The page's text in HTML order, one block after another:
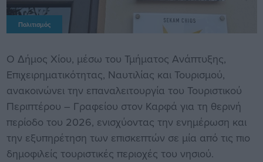
Πολιτισμός
Ο Δήμος Χίου, μέσω του Τμήματος Ανάπτυξης,
Επιχειρηματικότητας, Ναυτιλίας και Τουρισμού,
ανακοινώνει την επαναλειτουργία του Τουριστικού
Περιπτέρου – Γραφείου στον Καρφά για τη θερινή
περίοδο του 2026, ενισχύοντας την ενημέρωση και
την εξυπηρέτηση των επισκεπτών σε μία από τις πιο
δημοφιλείς τουριστικές περιοχές του νησιού.